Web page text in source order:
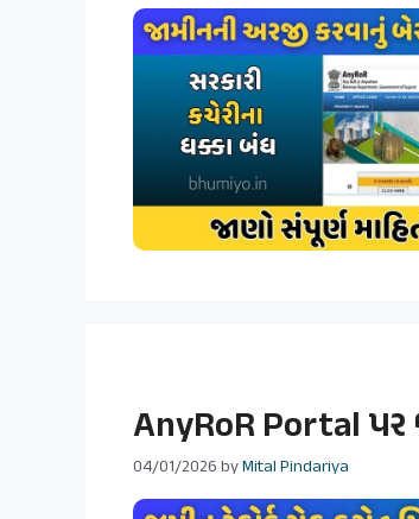
AnyRoR Portal પર
04/01/2026byMital Pindariya